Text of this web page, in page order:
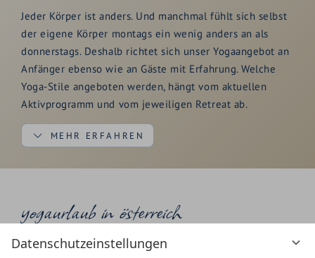
Datenschutzeinstellungen
Jeder Körper ist anders. Und manchmal fühlt sich selbst
der eigene Körper montags ein wenig anders an als
donnerstags. Deshalb richtet sich unser Yogaangebot an
Anfänger ebenso wie an Gäste mit Erfahrung. Welche
Yoga-Stile angeboten werden, hängt vom aktuellen
Aktivprogramm und vom jeweiligen Retreat ab.
MEHR ERFAHREN
erfahrene Kursleiterinnen wie Katja Bienzeisler, Lisa
Epe, Jeanette oder Katrin Frank. Jede bringt ihren
eigenen Schwerpunkt, ihre persönliche Erfahrung und
eine ganz besondere Art der Yogapraxis mit.
yogaurlaub in österreich
Exklusive Yoga Retreats &